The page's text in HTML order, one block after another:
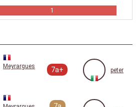
1
Meyrargues 7a+ peter